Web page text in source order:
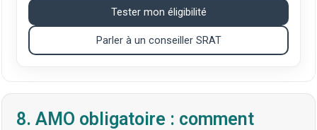
Tester mon éligibilité
Parler à un conseiller SRAT
8. AMO obligatoire : comment